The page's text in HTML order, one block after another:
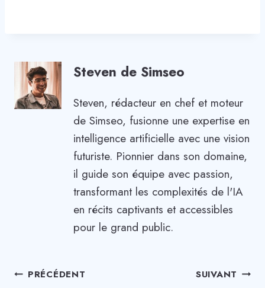
Steven de Simseo
Steven, rédacteur en chef et moteur
de Simseo, fusionne une expertise en
intelligence artificielle avec une vision
futuriste. Pionnier dans son domaine,
il guide son équipe avec passion,
transformant les complexités de l'IA
en récits captivants et accessibles
pour le grand public.
Navigation
PRÉCÉDENT SUIVANT